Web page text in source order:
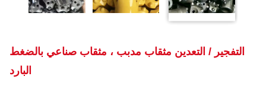
التفجير / التعدين مثقاب مدبب ، مثقاب صناعي بالضغط
البارد